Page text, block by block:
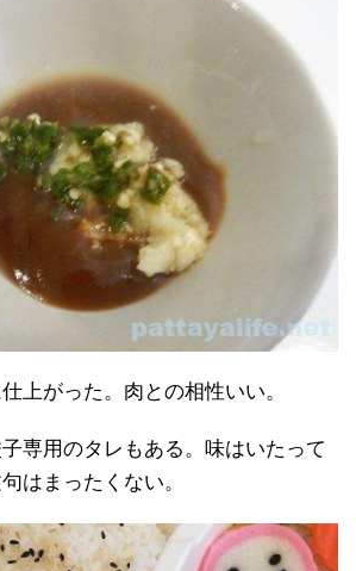
上がった。肉との相性いい。
専用のタレもある。味はいたって
はまったくない。